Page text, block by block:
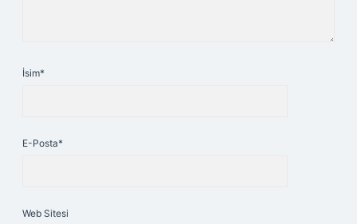
İsim*
E-Posta*
Web Sitesi